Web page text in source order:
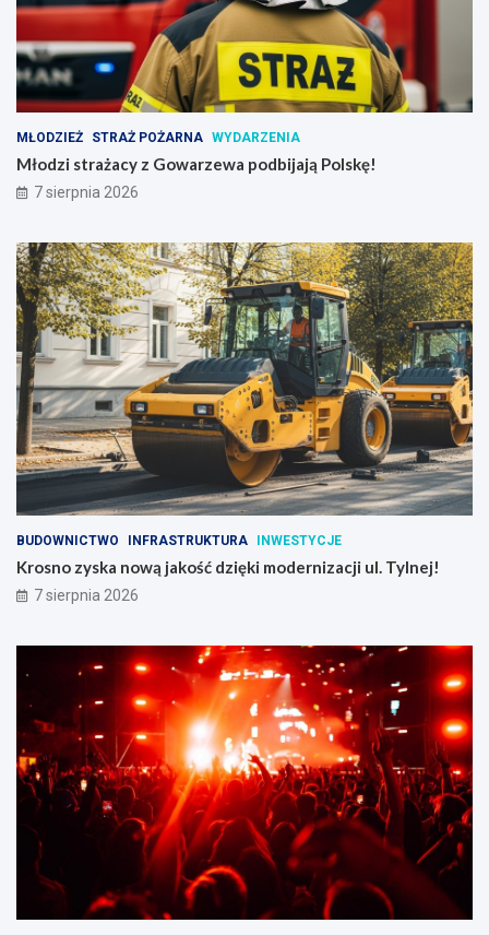
MŁODZIEŻ STRAŻ POŻARNA WYDARZENIA
Młodzi strażacy z Gowarzewa podbijają Polskę!
7 sierpnia 2026
BUDOWNICTWO INFRASTRUKTURA INWESTYCJE
Krosno zyska nową jakość dzięki modernizacji ul. Tylnej!
7 sierpnia 2026